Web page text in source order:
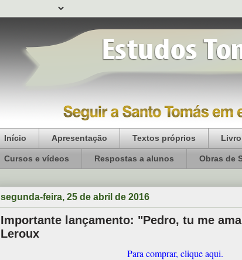
Início Apresentação Textos próprios
Cursos e vídeos Respostas a alunos Obras de
segunda-feira, 25 de abril de 2016
Importante lançamento: "Pedro, tu me
Leroux
Para comprar, clique aqui.